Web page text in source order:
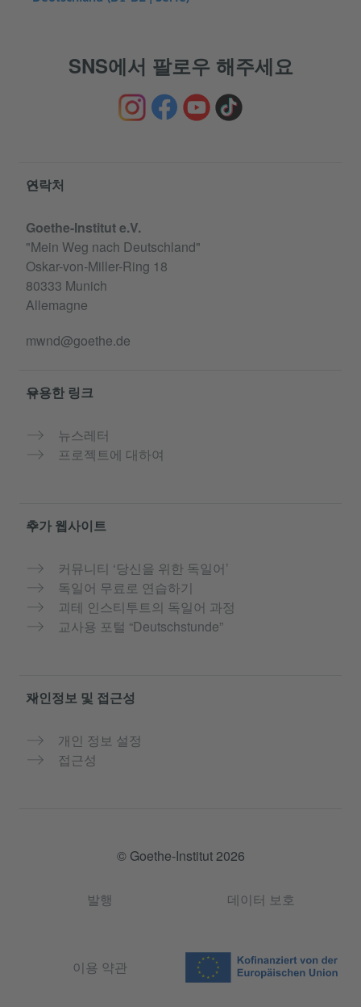
SNS에서 팔로우 해주세요
Service- und Informationsbereich
연락처
Goethe-Institut e.V.
"Mein Weg nach Deutschland"
Oskar-von-Miller-Ring 18
80333 Munich
Allemagne
mwnd@goethe.de
유용한 링크
뉴스레터
프로젝트에 대하여
추가 웹사이트
커뮤니티 ‘당신을 위한 독일어’
독일어 무료로 연습하기
괴테 인스티투트의 독일어 과정
교사용 포털 “Deutschstunde”
개인정보 및 접근성
개인 정보 설정
접근성
© Goethe-Institut 2026
발행 데이터 보호
이용 약관